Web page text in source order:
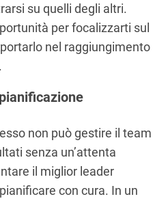
su quelli degli altri.
per focalizzarti sul
nel raggiungimento
non può gestire il team
senza un’attenta
il miglior leader
con cura. In un